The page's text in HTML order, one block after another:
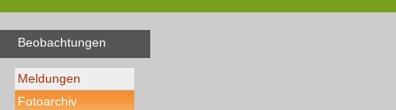
Beobachtungen
Meldungen
Fotoarchiv